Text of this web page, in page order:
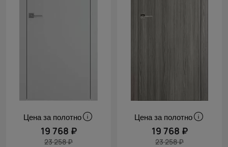
Цена за полотно
19 768 ₽
23 258 ₽
Цена за полотно
19 768 ₽
23 258 ₽